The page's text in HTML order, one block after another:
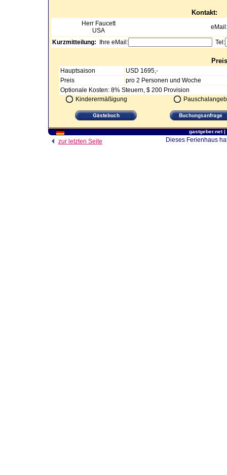
Kontakt:
Herr Faucett
USA
Kurzmitteilung: Ihre eMail: Tel:
Hauptsaison
USD 1695,-
Preis
pro 2 Personen und Woche
Optionale Kosten: 8% Steuern, $ 200 Provision
Kinderermäßigung
gastgeber.net|
zur letzten Seite Dieses Ferienhaus